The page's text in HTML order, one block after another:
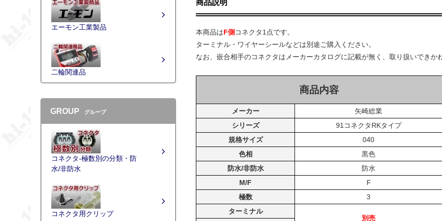
商品説明
本商品はF側 コネクタ1点です。
ターミナル・ワイヤーシールなどは別途ご購入ください。
なお、嵌合相手のコネクタはメーカーカタログに記載が無く、取り扱いできか
商品内容
メーカー
矢崎総業
シリーズ
91コネクタRKタイプ
規格サイズ
040
色相
黒色
防水/非防水
防水
M/F
F
極数
3
ターミナル
別売
エーモン工業製品
二輪関連品
GROUP グループ
コネクタ-極数別の分類・防
水/非防水
コネクタ用クリップ